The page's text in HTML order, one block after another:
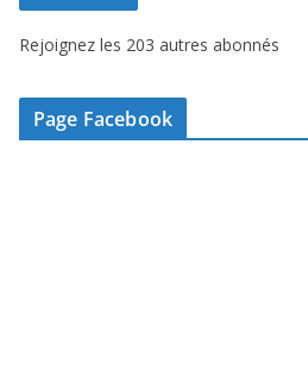
s
e
-
m
Rejoignez les 203 autres abonnés
Page Facebook